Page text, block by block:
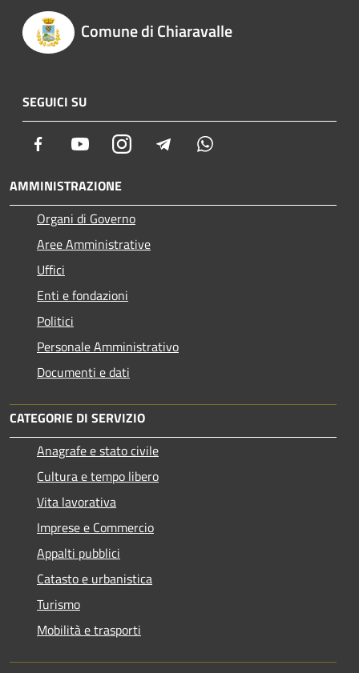
Comune di Chiaravalle
SEGUICI SU
Facebook YoutubeInstagram Telegram
AMMINISTRAZIONE
Organi di Governo
Aree Amministrative
Uffici
Enti e fondazioni
Politici
Personale Amministrativo
Documenti e dati
CATEGORIE DI SERVIZIO
Anagrafe e stato civile
Cultura e tempo libero
Vita lavorativa
Imprese e Commercio
Appalti pubblici
Catasto e urbanistica
Turismo
Mobilità e trasporti